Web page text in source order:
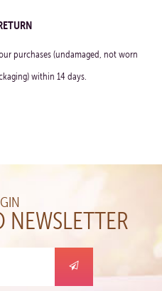
purchases (undamaged, not worn
within 14 days.
NEWSLETTER